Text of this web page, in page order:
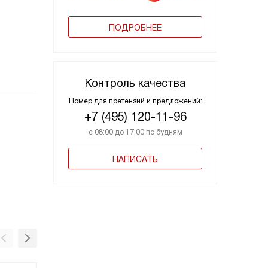
ПОДРОБНЕЕ
Контроль качества
Номер для претензий и предложений:
+7 (495) 120-11-96
с 08:00 до 17:00 по будням
НАПИСАТЬ